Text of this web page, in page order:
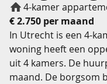
4-kamer
€ 2.750 per maand
In Utrecht is een 4-
woning heeft een
uit 4 kamers. De
maand. De borgsom